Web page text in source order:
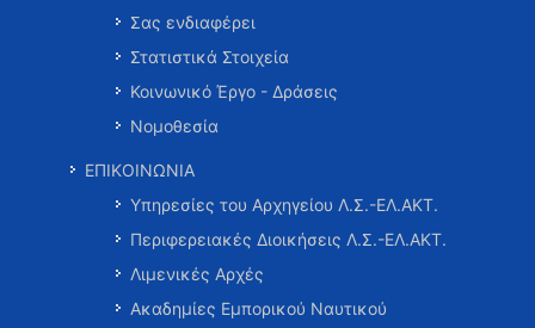
Σας ενδιαφέρει
Στατιστικά Στοιχεία
Κοινωνικό Έργο - Δράσεις
Νομοθεσία
ΕΠΙΚΟΙΝΩΝΙΑ
Υπηρεσίες του Αρχηγείου Λ.Σ.-ΕΛ.ΑΚΤ.
Περιφερειακές Διοικήσεις Λ.Σ.-ΕΛ.ΑΚΤ.
Λιμενικές Αρχές
Ακαδημίες Εμπορικού Ναυτικού